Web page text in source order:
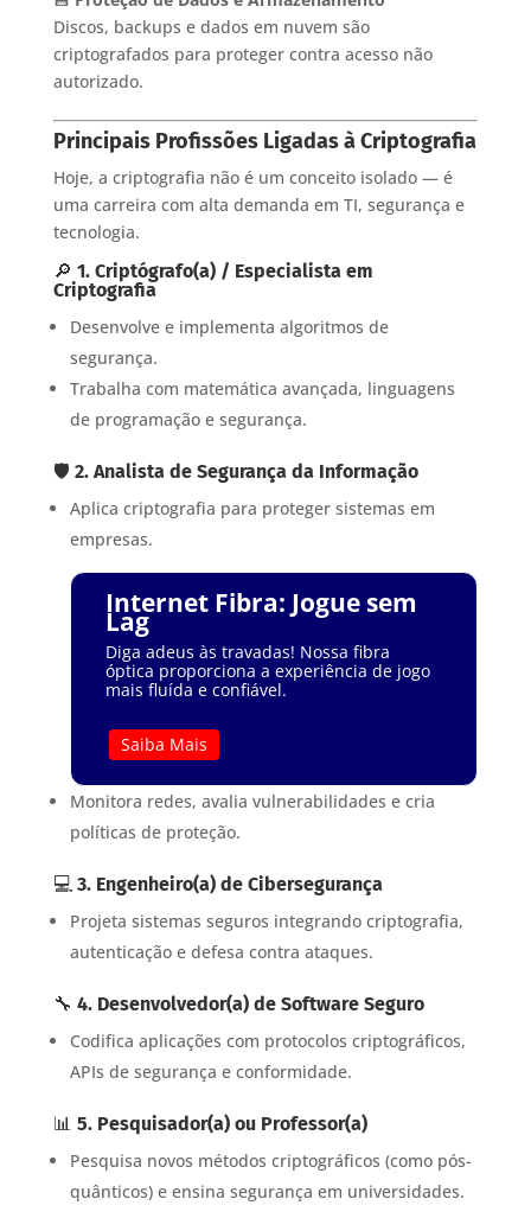
Discos, backups e dados em nuvem são
criptografados para proteger contra acesso não
autorizado.
Principais Profissões Ligadas à Criptografia
Hoje, a criptografia não é um conceito isolado — é
uma carreira com alta demanda em TI, segurança e
tecnologia.
🔎 1. Criptógrafo(a) / Especialista em
Criptografia
Desenvolve e implementa algoritmos de
segurança.
Trabalha com matemática avançada, linguagens
de programação e segurança.
🛡️ 2. Analista de Segurança da Informação
Aplica criptografia para proteger sistemas em
empresas.
Internet Fibra: Jogue sem
Lag
Diga adeus às travadas! Nossa fibra
óptica proporciona a experiência de jogo
mais fluída e confiável.
Saiba Mais
Monitora redes, avalia vulnerabilidades e cria
políticas de proteção.
💻 3. Engenheiro(a) de Cibersegurança
Projeta sistemas seguros integrando criptografia,
autenticação e defesa contra ataques.
🔧 4. Desenvolvedor(a) de Software Seguro
Codifica aplicações com protocolos criptográficos,
APIs de segurança e conformidade.
📊 5. Pesquisador(a) ou Professor(a)
Pesquisa novos métodos criptográficos (como pós-
quânticos) e ensina segurança em universidades.